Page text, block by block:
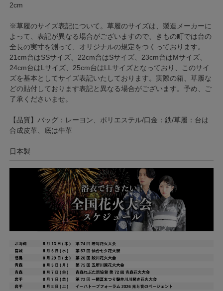
2cm
※草履のサイズ表記について。草履のサイズは、製造メーカーに
よって、表記が異なる場合がございますので、きもの町では台の
全長の実寸を測って、オリジナルの規定をつくっております。
21cm台はSSサイズ、22cm台はSサイズ、23cm台はMサイズ、
24cm台はLサイズ、25cm台はLLサイズとなっており、このサイ
ズを基本としてサイズ表記いたしております。実際の箱、草履な
どの貼付しております表記と異なる場合がございます。予め、ご
了承くださいませ。
【品質】バッグ：レーヨン、ポリエステル/口金：鉄/草履：台は
合成皮革、底は牛革
日本製